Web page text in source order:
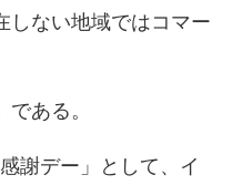
しない地域ではコマー
ある。
謝デー」として、イ